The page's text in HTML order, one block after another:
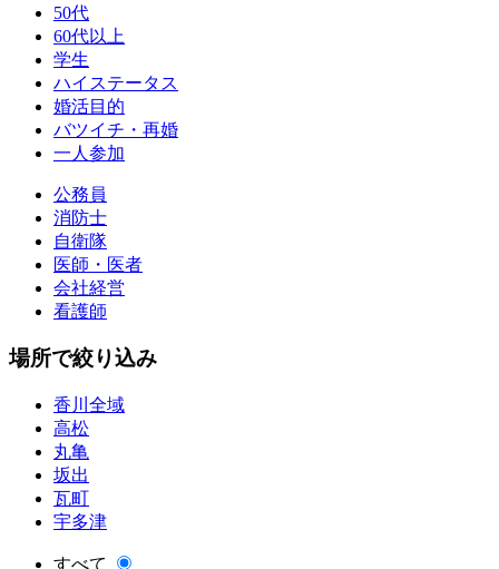
50代
60代以上
学生
ハイステータス
婚活目的
バツイチ・再婚
一人参加
公務員
消防士
自衛隊
医師・医者
会社経営
看護師
場所で絞り込み
香川全域
高松
丸亀
坂出
瓦町
宇多津
すべて